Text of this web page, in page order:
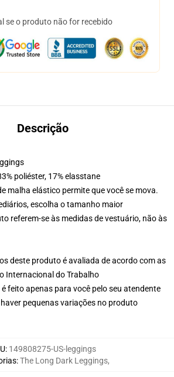
se o produto não for recebido
Descrição
poliéster, 17% elasstane
malha elástico permite que você se mova.
escolha o tamanho maior
referem-se às medidas de vestuário, não às
deste produto é avaliada de acordo com as
Internacional do Trabalho
feito apenas para você pelo seu atendente
pequenas variações no produto
: 149808275-US-leggings
:The Long Dark Leggings,